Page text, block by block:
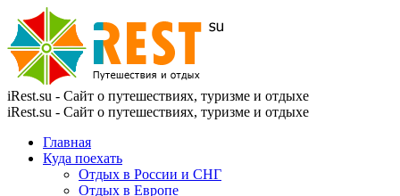
iRest.su - Сайт о путешествиях, туризме и отдыхе
iRest.su - Сайт о путешествиях, туризме и отдыхе
Главная
Куда поехать
Отдых в России и СНГ
Отдых в Европе